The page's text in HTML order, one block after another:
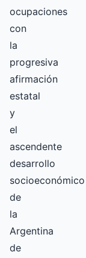
ocupaciones
con
la
progresiva
afirmación
estatal
y
el
ascendente
desarrollo
socioeconómico
de
la
Argentina
de